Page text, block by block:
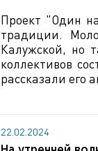
Проект "Один
традиции.
Калужской, но
коллективов
рассказали его
22.02.2024